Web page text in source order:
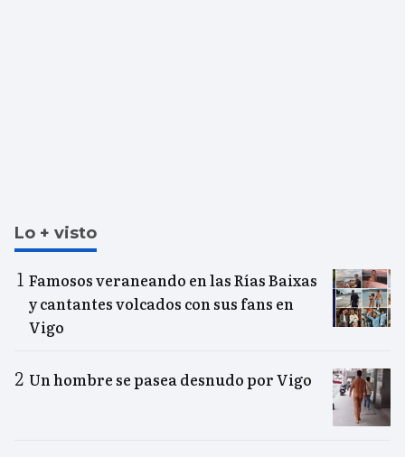
Lo + visto
Famosos veraneando en las Rías Baixas
y cantantes volcados con sus fans en
Vigo
Un hombre se pasea desnudo por Vigo